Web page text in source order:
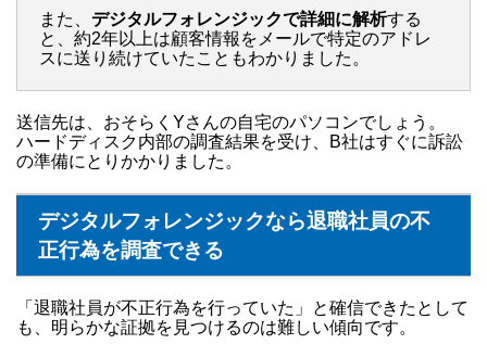
また、 デジタルフォレンジックで詳細に解析する
と、約2年以上は顧客情報をメールで特定のアドレ
スに送り続けていたこともわかりました。
送信先は、おそらくYさんの自宅のパソコンでしょう。
ハードディスク内部の調査結果を受け、B社はすぐに訴訟
の準備にとりかかりました。
デジタルフォレンジックなら退職社員の不
正行為を調査できる
「退職社員が不正行為を行っていた」と確信できたとして
も、明らかな証拠を見つけるのは難しい傾向です。